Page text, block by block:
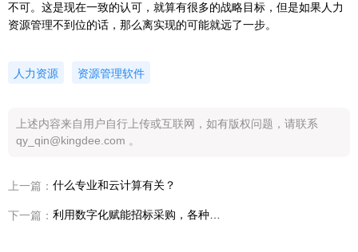
不可。这是现在一致的认可，就算有很多的战略目标，但是如果人力
资源管理不到位的话，那么离实现的可能就远了一步。
人力资源 资源管理软件
上述内容来自用户自行上传或互联网，如有版权问题，请联系
qy_qin@kingdee.com 。
上一篇： 什么专业和云计算有关？
下一篇：